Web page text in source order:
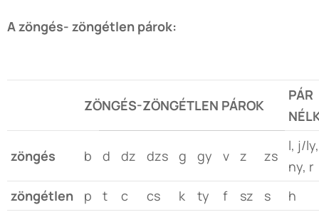
A zöngés- zöngétlen párok:
ZÖNGÉS-ZÖNGÉTLEN PÁROK
PÁR
zöngés b d dz dzs g gy v z zs
l, j/
ny, r
zöngétlen
p t c cs k ty f sz s h